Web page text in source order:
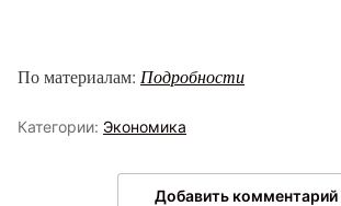
По материалам: Подробности
Категории: Экономика
Добавить комментарий